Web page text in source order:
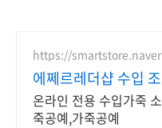
https://
에쩨르레더샵 수입
온라인 전용 수입가죽
죽공예,가죽공예